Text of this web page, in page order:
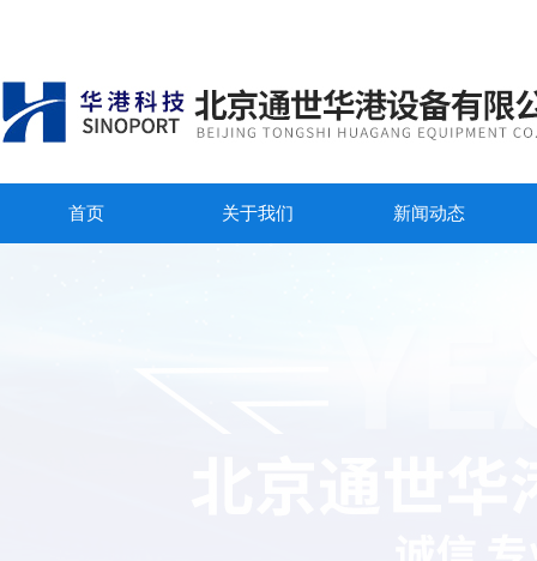
首页 关于我们 新闻动态